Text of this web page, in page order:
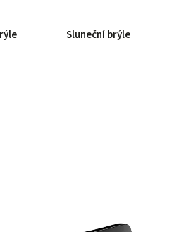
Sluneční brýle